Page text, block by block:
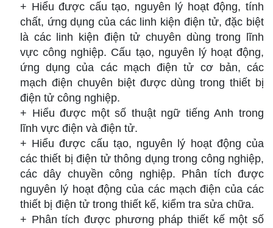
+ Hiểu đ­ược cấu tạo, nguyên lý hoạt động, tính
chất, ứng dụng của các linh kiện điện tử, đặc biệt
là các linh kiện điện tử chuyên dùng trong lĩnh
vực công nghiệp. Cấu tạo, nguyên lý hoạt động,
ứng dụng của các mạch điện tử cơ bản, các
mạch điện chuyên biệt đ­ược dùng trong thiết bị
điện tử công nghiệp.
+ Hiểu được một số thuật ngữ tiếng Anh trong
lĩnh vực điện và điện tử.
+ Hiểu đ­ược cấu tạo, nguyên lý hoạt động của
các thiết bị điện tử thông dụng trong công nghiệp,
các dây chuyền công nghiệp. Phân tích đư­ợc
nguyên lý hoạt động của các mạch điện của các
thiết bị điện tử trong thiết kế, kiểm tra sửa chữa.
+ Phân tích được phương pháp thiết kế một số